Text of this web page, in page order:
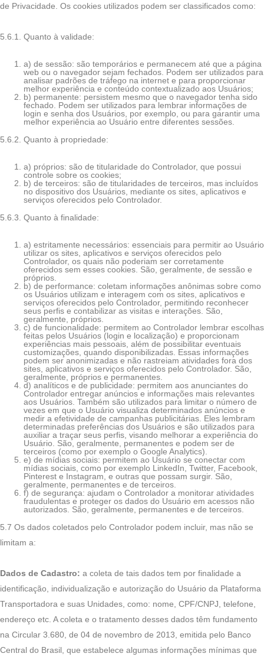
de Privacidade. Os cookies utilizados podem ser classificados como:
5.6.1. Quanto à validade:
a) de sessão: são temporários e permanecem até que a página
web ou o navegador sejam fechados. Podem ser utilizados para
analisar padrões de tráfego na internet e para proporcionar
melhor experiência e conteúdo contextualizado aos Usuários;
b) permanente: persistem mesmo que o navegador tenha sido
fechado. Podem ser utilizados para lembrar informações de
login e senha dos Usuários, por exemplo, ou para garantir uma
melhor experiência ao Usuário entre diferentes sessões.
5.6.2. Quanto à propriedade:
a) próprios: são de titularidade do Controlador, que possui
controle sobre os cookies;
b) de terceiros: são de titularidades de terceiros, mas incluídos
no dispositivo dos Usuários, mediante os sites, aplicativos e
serviços oferecidos pelo Controlador.
5.6.3. Quanto à finalidade:
a) estritamente necessários: essenciais para permitir ao Usuário
utilizar os sites, aplicativos e serviços oferecidos pelo
Controlador, os quais não poderiam ser corretamente
oferecidos sem esses cookies. São, geralmente, de sessão e
próprios.
b) de performance: coletam informações anônimas sobre como
os Usuários utilizam e interagem com os sites, aplicativos e
serviços oferecidos pelo Controlador, permitindo reconhecer
seus perfis e contabilizar as visitas e interações. São,
geralmente, próprios.
c) de funcionalidade: permitem ao Controlador lembrar escolhas
feitas pelos Usuários (login e localização) e proporcionam
experiências mais pessoais, além de possibilitar eventuais
customizações, quando disponibilizadas. Essas informações
podem ser anonimizadas e não rastreiam atividades fora dos
sites, aplicativos e serviços oferecidos pelo Controlador. São,
geralmente, próprios e permanentes.
d) analíticos e de publicidade: permitem aos anunciantes do
Controlador entregar anúncios e informações mais relevantes
aos Usuários. Também são utilizados para limitar o número de
vezes em que o Usuário visualiza determinados anúncios e
medir a efetividade de campanhas publicitárias. Eles lembram
determinadas preferências dos Usuários e são utilizados para
auxiliar a traçar seus perfis, visando melhorar a experiência do
Usuário. São, geralmente, permanentes e podem ser de
terceiros (como por exemplo o Google Analytics).
e) de mídias sociais: permitem ao Usuário se conectar com
mídias sociais, como por exemplo LinkedIn, Twitter, Facebook,
Pinterest e Instagram, e outras que possam surgir. São,
geralmente, permanentes e de terceiros.
f) de segurança: ajudam o Controlador a monitorar atividades
fraudulentas e proteger os dados do Usuário em acessos não
autorizados. São, geralmente, permanentes e de terceiros.
5.7 Os dados coletados pelo Controlador podem incluir, mas não se
limitam a:
Dados de Cadastro: a coleta de tais dados tem por finalidade a
identificação, individualização e autorização do Usuário da Plataforma
Transportadora e suas Unidades, como: nome, CPF/CNPJ, telefone,
endereço etc. A coleta e o tratamento desses dados têm fundamento
na Circular 3.680, de 04 de novembro de 2013, emitida pelo Banco
Central do Brasil, que estabelece algumas informações mínimas que